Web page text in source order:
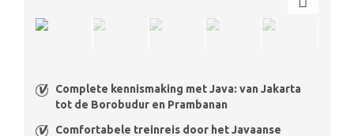
Complete kennismaking met Java: van Jakarta
tot de Borobudur en Prambanan
Comfortabele treinreis door het Javaanse